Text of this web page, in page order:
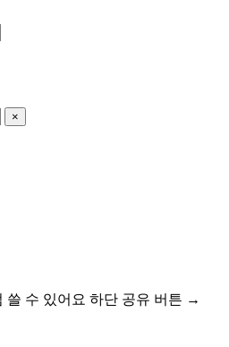
×
쓸 수 있어요 하단 공유 버튼 →